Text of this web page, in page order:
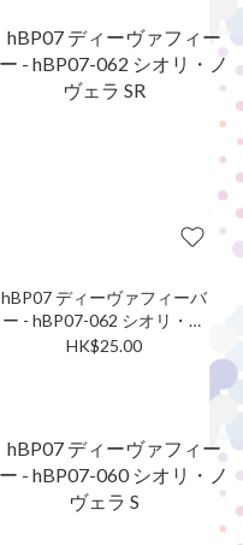
hBP07 ディーヴァフィーバ
ー - hBP07-062 シオリ・ノ
ヴェラ SR
HK$25.00